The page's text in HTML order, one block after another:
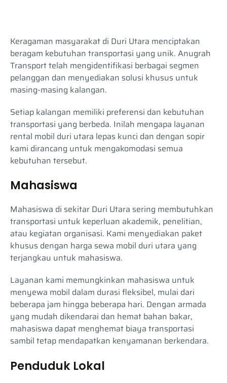
Keragaman masyarakat di Duri Utara menciptakan
beragam kebutuhan transportasi yang unik. Anugrah
Transport telah mengidentifikasi berbagai segmen
pelanggan dan menyediakan solusi khusus untuk
masing-masing kalangan.
Setiap kalangan memiliki preferensi dan kebutuhan
transportasi yang berbeda. Inilah mengapa layanan
rental mobil duri utara lepas kunci dan dengan sopir
kami dirancang untuk mengakomodasi semua
kebutuhan tersebut.
Mahasiswa
Mahasiswa di sekitar Duri Utara sering membutuhkan
transportasi untuk keperluan akademik, penelitian,
atau kegiatan organisasi. Kami menyediakan paket
khusus dengan harga sewa mobil duri utara yang
terjangkau untuk mahasiswa.
Layanan kami memungkinkan mahasiswa untuk
menyewa mobil dalam durasi fleksibel, mulai dari
beberapa jam hingga beberapa hari. Dengan armada
yang mudah dikendarai dan hemat bahan bakar,
mahasiswa dapat menghemat biaya transportasi
sambil tetap mendapatkan kenyamanan berkendara.
Penduduk Lokal